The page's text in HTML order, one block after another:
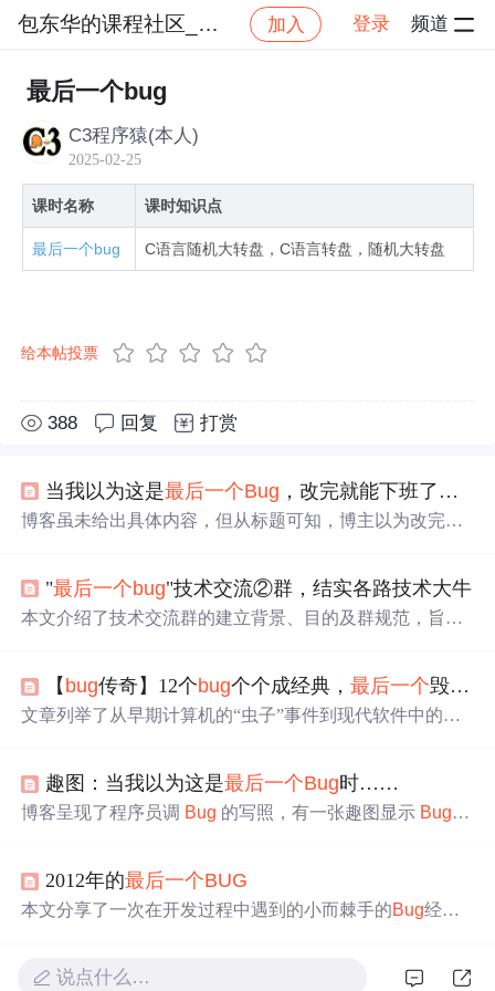
包东华的课程社区_NO_1 加入 登录 频道
社区 包东华的课程社区_NO_1
最后一个bug
C3程序猿(本人)
2025-02-25
课时名称 课时知识点
最后一个bug C语言随机大转盘，C语言转盘，随机大转盘
给本帖投票
388 回复 打赏
当我以为这是最后一个Bug ，改完就能下班了的时候……
博客虽未给出具体内容，但从标题可知，博主以为改完最
"最后一个bug"技术交流②群，结实各路技术大牛
本文介绍了技术交流群的建立背景、目的及群规范，旨在
【 bug传奇】12个bug个个成经典，最后一个毁了
文章列举了从早期计算机的“虫子”事件到现代软件中的复
何影响系统，甚至有时产生严重后果，强调了软件测试和
配置管理的重要性。,
趣图：当我以为这是最后一个Bug时……
博客呈现了程序员调 Bug 的写照，有一张趣图显示 Bug
2012年的最后一个BUG
本文分享了一次在开发过程中遇到的小而棘手的Bug经
点。通过详细描述问题的前因后果，旨在帮助开发者提升
说点什么…